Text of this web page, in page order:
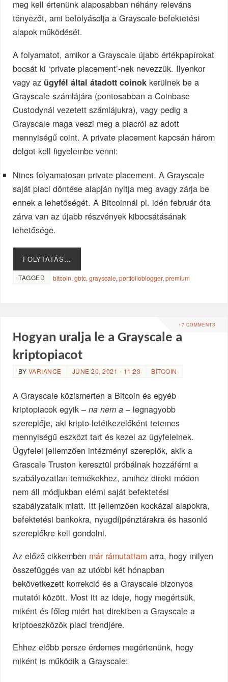
meg kell értenünk alaposabban néhány releváns
tényezőt, ami befolyásolja a Grayscale befektetési
alapok működését.
A folyamatot, amikor a Grayscale újabb értékpapírokat
bocsát ki ‘private placement’-nek nevezzük. Ilyenkor
vagy az ügyfél által átadott coinok kerülnek be a
Grayscale számlájára (pontosabban a Coinbase
Custodynál vezetett számlájukra), vagy pedig a
Grayscale maga veszi meg a piacról az adott
mennyiségű coint. A private placement kapcsán három
dolgot kell figyelembe venni:
Nincs folyamatosan private placement. A Grayscale
saját piaci döntése alapján nyitja meg avagy zárja be
ennek a lehetőségét. A Bitcoinnál pl. idén február óta
zárva van az újabb részvények kibocsátásának
lehetősége.
FOLYTATÁS…
TAGGED bitcoin,gbtc,grayscale,portfolioblogger,premium
17 COMMENTS
Hogyan uralja le a Grayscale a
kriptopiacot
BY VARIANCE JUNE 20, 2021 - 11:23 BITCOIN
A Grayscale közismerten a Bitcoin és egyéb
kriptopiacok egyik –na nem a – legnagyobb
szereplője, aki kripto-letétkezelőként tetemes
mennyiségű eszközt tart és kezel az ügyfeleinek.
Ügyfelei jellemzően intézményi szereplők, akik a
Grascale Truston keresztül próbálnak hozzáférni a
szabályozatlan termékekhez, amihez direkt módon
nem áll módjukban elérni saját befektetési
szabályzataik miatt. Itt jellemzően kockázai alapokra,
befektetési bankokra, nyugdíjpénztárakra és hasonló
szereplőkre kell gondolni.
Az előző cikkemben már rámutattam arra, hogy milyen
összefüggés van az utóbbi két hónapban
bekövetkezett korrekció és a Grayscale bizonyos
mutatói között. Most itt az ideje, hogy megértsük,
miként és főleg miért hat direktben a Grayscale a
kriptoeszközök piaci trendjére.
Ehhez előbb persze érdemes megértenünk, hogy
miként is működik a Grayscale: